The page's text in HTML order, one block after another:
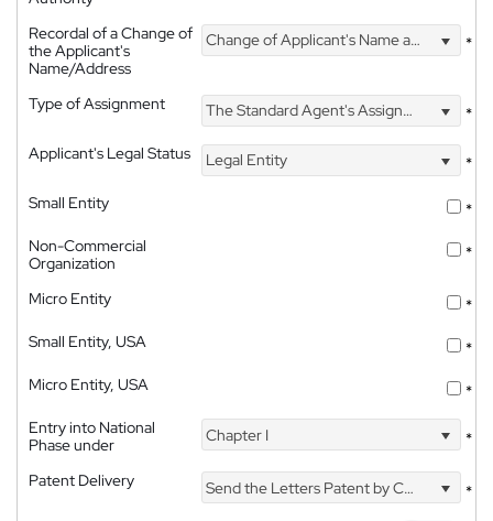
Recordal of a Change of
the Applicant's
Name/Address
Change of Applicant's Name and Address *
Type of Assignment The Standard Agent's Assignment
*
Applicant's Legal Status
Legal Entity
*
Small Entity
*
Non-Commercial
Organization
*
Micro Entity
*
Small Entity, USA
*
Micro Entity, USA
*
Entry into National
Phase under
Chapter I *
Patent Delivery Send the Letters Patent by Courier
*